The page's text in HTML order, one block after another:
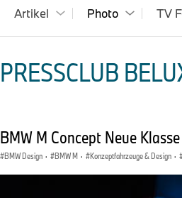
Artikel Photo TV
PRESSCLUB
BMW M Concept Neue
BMW Design · BMW M · Konzeptfahrzeuge & Design ·